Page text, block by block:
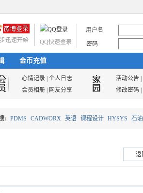
用户名
密码
QQ快速登录
迅速开始
金币充值
心情记录 个人日志 活动公告|
会员相册 网友分享 修改密码|
: PDMS CADWORX 英语 课程设计 HYSYS 石
返